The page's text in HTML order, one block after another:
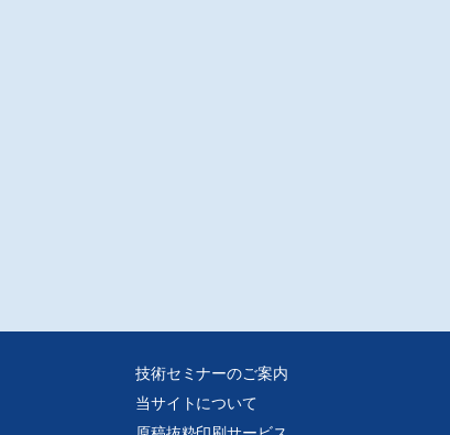
技術セミナーのご案内
当サイトについて